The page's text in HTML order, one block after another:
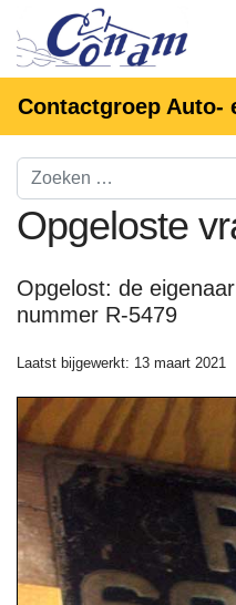
Contactgroep
Opgeloste
Opgelost: de
nummer R-5479
Laatst bijgewerkt: 13 maart 2021